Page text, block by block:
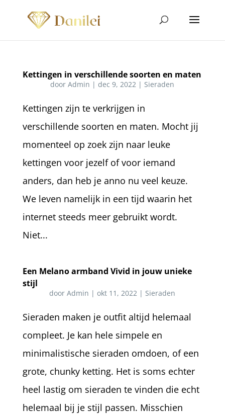
Kettingen in verschillende soorten en maten
doorAdmin | dec 9, 2022 | Sieraden
Kettingen zijn te verkrijgen in
verschillende soorten en maten. Mocht jij
momenteel op zoek zijn naar leuke
kettingen voor jezelf of voor iemand
anders, dan heb je anno nu veel keuze.
We leven namelijk in een tijd waarin het
internet steeds meer gebruikt wordt.
Niet...
Een Melano armband Vivid in jouw unieke
stijl
doorAdmin |okt 11, 2022 | Sieraden
Sieraden maken je outfit altijd helemaal
compleet. Je kan hele simpele en
minimalistische sieraden omdoen, of een
grote, chunky ketting. Het is soms echter
heel lastig om sieraden te vinden die echt
helemaal bij je stijl passen. Misschien